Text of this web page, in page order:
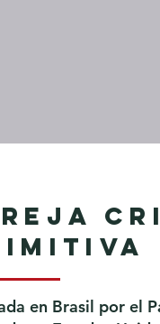
en Brasil por el